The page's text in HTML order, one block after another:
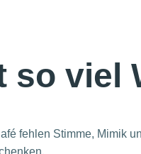
so viel
fehlen Stimme, Mimik